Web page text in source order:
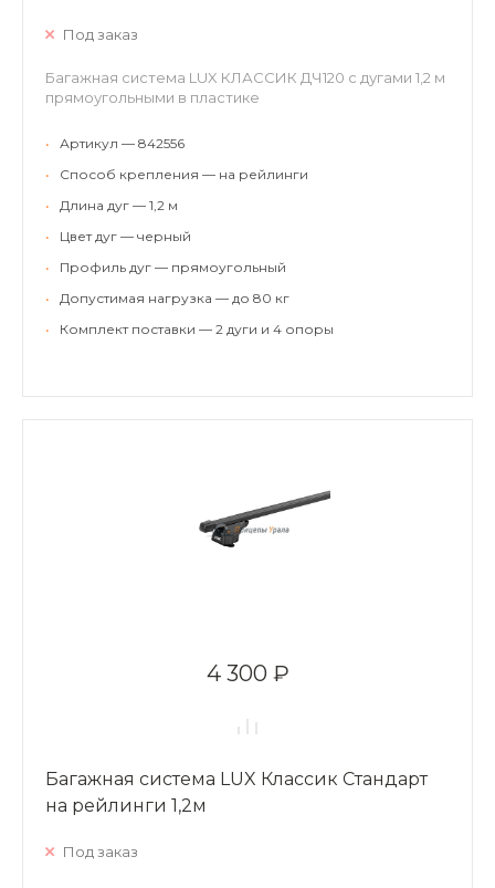
Под заказ
Багажная система LUX КЛАССИК ДЧ120 с дугами 1,2 м
прямоугольными в пластике
•
Артикул — 842556
•
Способ крепления — на рейлинги
•
Длина дуг — 1,2 м
•
Цвет дуг — черный
•
Профиль дуг — прямоугольный
•
Допустимая нагрузка — до 80 кг
•
Комплект поставки — 2 дуги и 4 опоры
4 300 ₽
Багажная система LUX Классик Стандарт
на рейлинги 1,2м
Под заказ